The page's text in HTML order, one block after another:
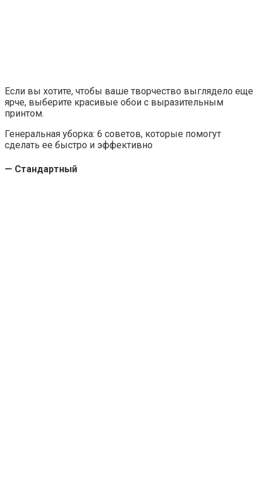
Если вы хотите, чтобы ваше творчество выглядело еще
ярче, выберите красивые обои с выразительным
принтом.
Генеральная уборка: 6 советов, которые помогут
сделать ее быстро и эффективно
— Стандартный